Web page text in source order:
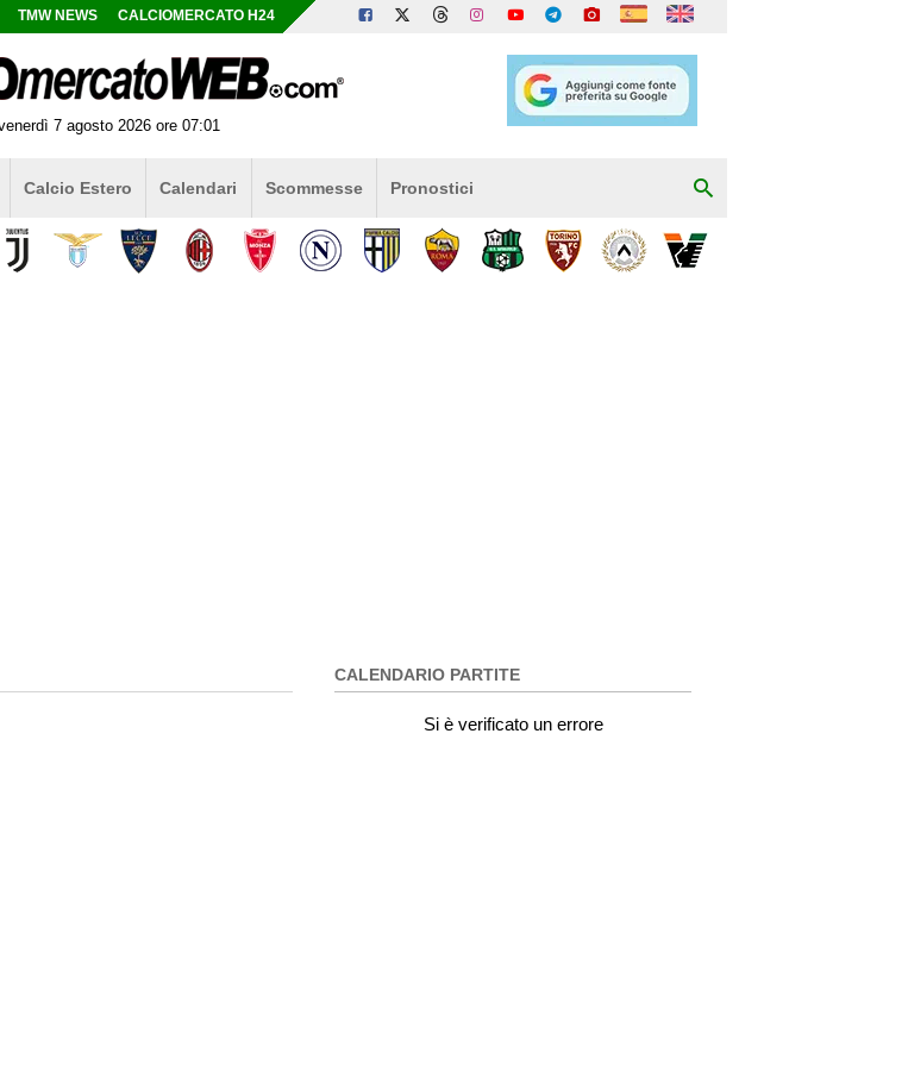
TMW NEWS CALCIOMERCATO H24
7 agosto 2026 ore 07:01
Calcio Estero Calendari Scommesse Pronostici
CALENDARIO PARTITE
Si è verificato un errore